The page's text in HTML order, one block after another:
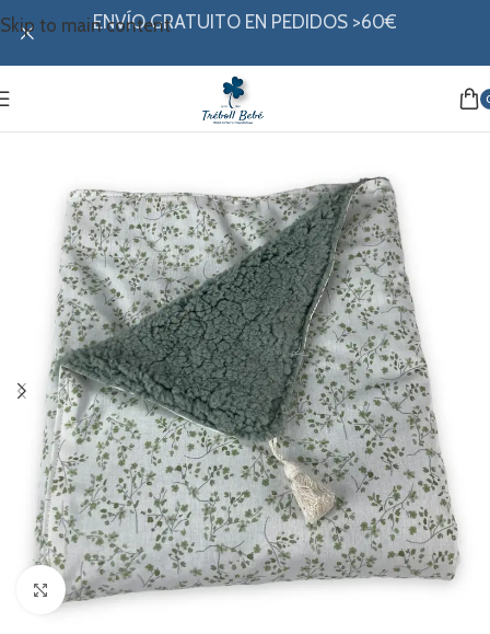
Skip to main contentENVÍO GRATUITO EN PEDIDOS >60€
Clic para ampliar